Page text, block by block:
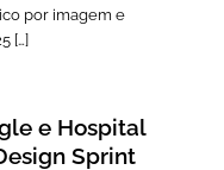
por imagem e
[…]
e Hospital
Sprint